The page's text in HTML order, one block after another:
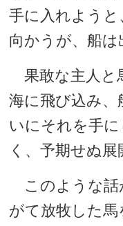
手に入れよう
向かうが、船は
果敢な主人と
海に飛び込み、
いにそれを手
く、予期せぬ展
このような話
がて放牧した馬